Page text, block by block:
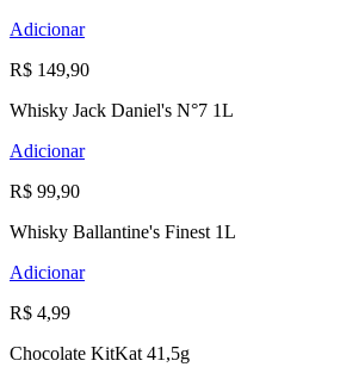
Adicionar
R$ 149,90
Whisky Jack Daniel's N°7 1L
Adicionar
R$ 99,90
Whisky Ballantine's Finest 1L
Adicionar
R$ 4,99
Chocolate KitKat 41,5g